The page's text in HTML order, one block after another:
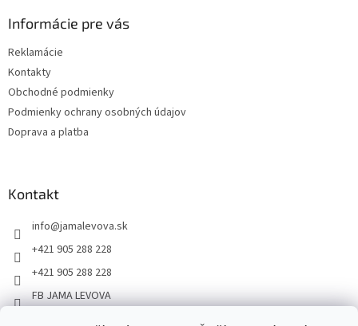
Informácie pre vás
Reklamácie
Kontakty
Obchodné podmienky
Podmienky ochrany osobných údajov
Doprava a platba
Kontakt
info@jamalevova.sk
+421 905 288 228
+421 905 288 228
FB JAMA LEVOVA